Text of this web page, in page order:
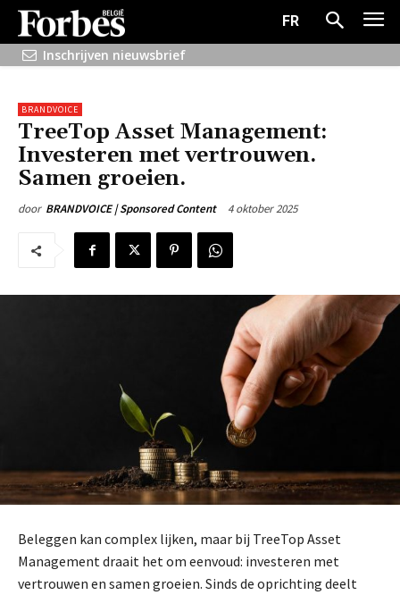
FR
Inschrijven nieuwsbrief
BRANDVOICE
TreeTop Asset Management:
Investeren met vertrouwen.
Samen groeien.
door BRANDVOICE | Sponsored Content 4 oktober 2025
Beleggen kan complex lijken, maar bij TreeTop Asset
Management draait het om eenvoud: investeren met
vertrouwen en samen groeien. Sinds de oprichting deelt